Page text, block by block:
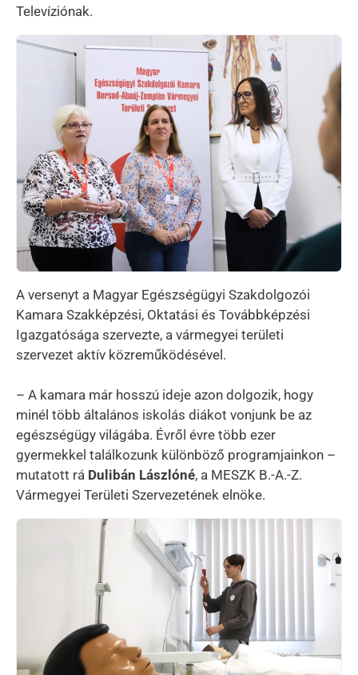
Televíziónak.
Kép
A versenyt a Magyar Egészségügyi Szakdolgozói
Kamara Szakképzési, Oktatási és Továbbképzési
Igazgatósága szervezte, a vármegyei területi
szervezet aktív közreműködésével.
– A kamara már hosszú ideje azon dolgozik, hogy
minél több általános iskolás diákot vonjunk be az
egészségügy világába. Évről évre több ezer
gyermekkel találkozunk különböző programjainkon –
mutatott rá Dulibán Lászlóné, a MESZK B.-A.-Z.
Vármegyei Területi Szervezetének elnöke.